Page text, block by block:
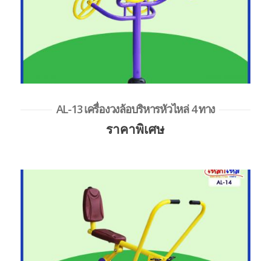
AL-13 เครื่องวงล้อบริหารหัวไหล่ 4 ทาง
ราคาพิเศษ